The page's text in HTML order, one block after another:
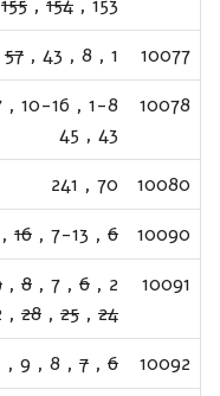
10077
1
,
8
,
43
,
57
10078
1-8
,
10-16
,
43
,
45
10080
70
,
241
10090
6
,
7-13
,
16
,
10091
2
,
6
,
7
,
8
,
24
,
25
,
28
,
10092
6
,
7
,
8
,
9
,